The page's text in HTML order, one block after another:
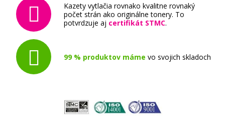
Kazety vytlačia rovnako kvalitne rovnaký
počet strán ako originálne tonery. To
potvrdzuje aj certifikát STMC.
99 % produktov máme vo svojich skladoch